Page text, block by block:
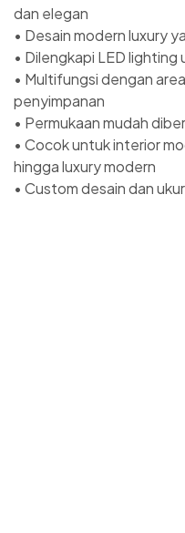
dan elegan
• Desain modern luxury
• Dilengkapi LED
• Multifungsi dengan
penyimpanan
• Permukaan mudah
• Cocok untuk interior
hingga luxury modern
• Custom desain dan